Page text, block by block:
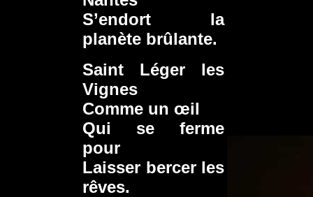
S’endort la
planète brûlante.
Saint Léger les
Vignes
Comme un œil
Qui se ferme
pour
Laisser bercer les
rêves.